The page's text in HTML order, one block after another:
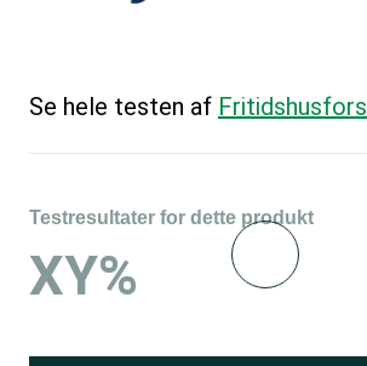
Se hele testen af
Testresultater for dette produkt
XY%